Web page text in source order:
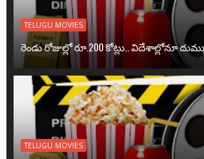
TELUGU MOVIES
రెండు రోజుల్లో రూ.200 కోట్లు.. విదేశాల్లోనూ
TELUGU MOVIES